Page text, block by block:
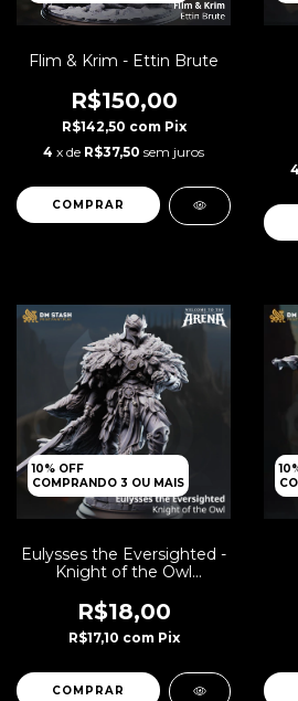
Flim & Krim - Ettin Brute
R$150,00
R$142,50 com Pix
4 x de R$37,50 sem juros
4
10% OFF
COMPRANDO 3 OU MAIS
Eulysses the Eversighted -
Knight of the Owl
R$18,00
R$17,10 com Pix